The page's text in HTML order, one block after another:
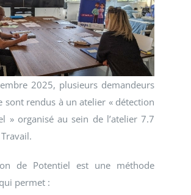
2025, plusieurs demandeurs
sont rendus à un atelier « détection
» organisé au sein de l’atelier 7.7
de Potentiel est une méthode
permet :